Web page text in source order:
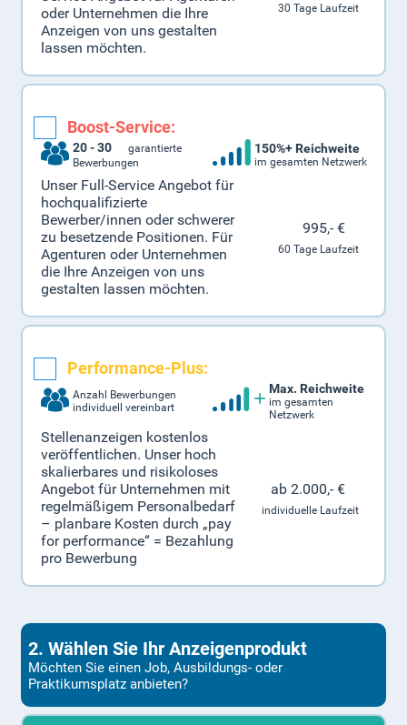
oder Unternehmen die Ihre
Anzeigen von uns gestalten
lassen möchten.
30 Tage Laufzeit
Boost-Service:
20 - 30
garantierte
Bewerbungen
150%+ Reichweite
im gesamten Netzwerk
Unser Full-Service Angebot für
hochqualifizierte
Bewerber/innen oder schwerer
zu besetzende Positionen. Für
Agenturen oder Unternehmen
die Ihre Anzeigen von uns
gestalten lassen möchten.
995,- €
60 Tage Laufzeit
Performance-Plus:
Anzahl Bewerbungen
individuell vereinbart
Max. Reichweite
im gesamten
Netzwerk
Stellenanzeigen kostenlos
veröffentlichen. Unser hoch
skalierbares und risikoloses
Angebot für Unternehmen mit
regelmäßigem Personalbedarf
– planbare Kosten durch „pay
for performance“ = Bezahlung
pro Bewerbung
ab 2.000,- €
individuelle Laufzeit
2. Wählen Sie Ihr Anzeigenprodukt
Möchten Sie einen Job, Ausbildungs- oder
Praktikumsplatz anbieten?